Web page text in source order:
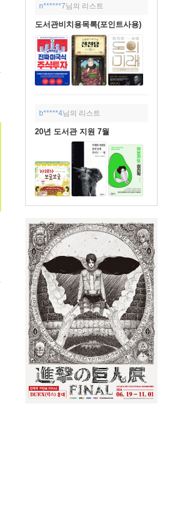
n******7님의 리스트
도서관비치용목록(포인트사용)
b*****4님의 리스트
20년 도서관 지원 7월
| 미래엔아이세움